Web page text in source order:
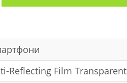
Reflecting Film Transparent